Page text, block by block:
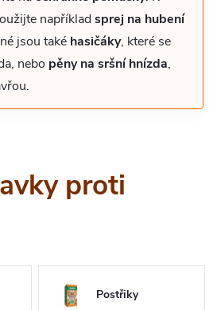
napříkladsprej na hubení
jsou také hasičáky, které se
nebo pěny na sršní hnízda,
proti
Postřiky